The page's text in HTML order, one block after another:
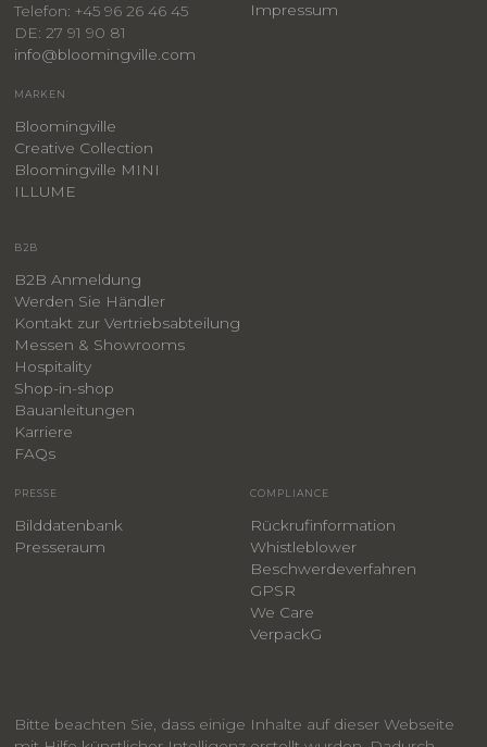
Telefon: +45 96 26 46 45
DE: 27 91 90 81
info@bloomingville.com
Impressum
MARKEN
Bloomingville
Creative Collection
Bloomingville MINI
ILLUME
B2B
B2B Anmeldung
Werden Sie Händler
Kontakt zur Vertriebsabteilung
Messen & Showrooms
Hospitality
Shop-in-shop
Bauanleitungen
​Karriere
FAQs
PRESSE
Bilddatenbank
Presseraum
COMPLIANCE
Rückrufinformation
Whistleblower
​Beschwerdeverfahren
GPSR
We Care
VerpackG
Bitte beachten Sie, dass einige Inhalte auf dieser Webseite